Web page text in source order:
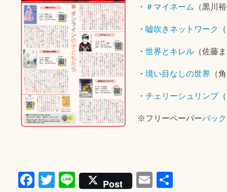
・ ＃マイネーム （黒川
・ 嘘吹きネットワーク
・世界とキレル （佐藤
・境い目なしの世界 （
・チェリーシュリンプ
※フリーペーパーバッ
Fa T Li Post E 共